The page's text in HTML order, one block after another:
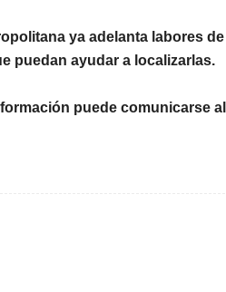
ya adelanta labores
puedan ayudar a localizarlas.
puede comunicarse